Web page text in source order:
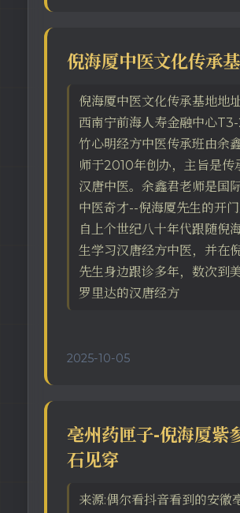
倪海厦中医文化传承
倪海厦中医文化传承基地地
西南宁前海人寿金融中心
竹心明经方中医传承班由余
师于2010年创办，主旨是传
汉唐中医。余鑫君老师是国
中医奇才--倪海厦先生的开门
自上个世纪八十年代跟随倪
生学习汉唐经方中医，并在
先生身边跟诊多年，数次到
罗里达的汉唐经方
2025-10-05
亳州药匣子-倪海厦紫
石见穿
来源:偶尔看抖音看到的安徽